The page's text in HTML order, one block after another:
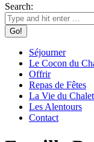
Search:
Séjourner
Le Cocon du
Offrir
Repas de Fêtes
La Vie du Chalet
Les Alentours
Contact